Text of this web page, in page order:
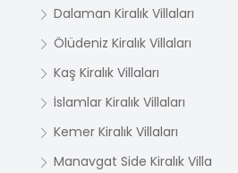
Dalaman Kiralık Villaları
Ölüdeniz Kiralık Villaları
Kaş Kiralık Villaları
İslamlar Kiralık Villaları
Kemer Kiralık Villaları
Manavgat Side Kiralık Villa